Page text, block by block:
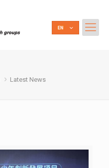
Latest News